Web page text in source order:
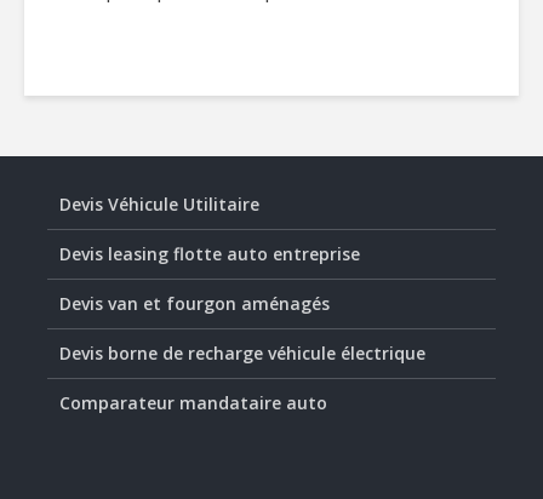
Devis Véhicule Utilitaire
Devis leasing flotte auto entreprise
Devis van et fourgon aménagés
Devis borne de recharge véhicule électrique
Comparateur mandataire auto